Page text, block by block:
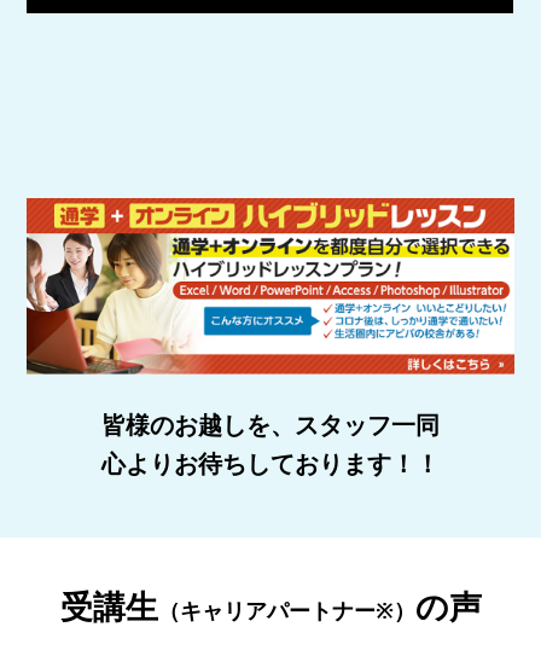
皆様のお越しを、スタッフ一同
心よりお待ちしております！！
受講生（キャリアパートナー※） の声